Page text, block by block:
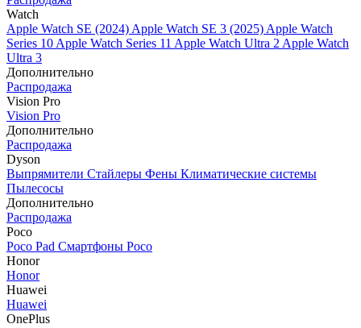
Watch
Apple Watch SE (2024) Apple Watch SE 3 (2025) Apple Watch
Series 10 Apple Watch Series 11 Apple Watch Ultra 2 Apple Watch
Ultra 3
Дополнительно
Распродажа
Vision Pro
Vision Pro
Дополнительно
Распродажа
Dyson
Выпрямители Стайлеры Фены Климатические системы
Пылесосы
Дополнительно
Распродажа
Poco
Poco Pad Смартфоны Poco
Honor
Honor
Huawei
Huawei
OnePlus